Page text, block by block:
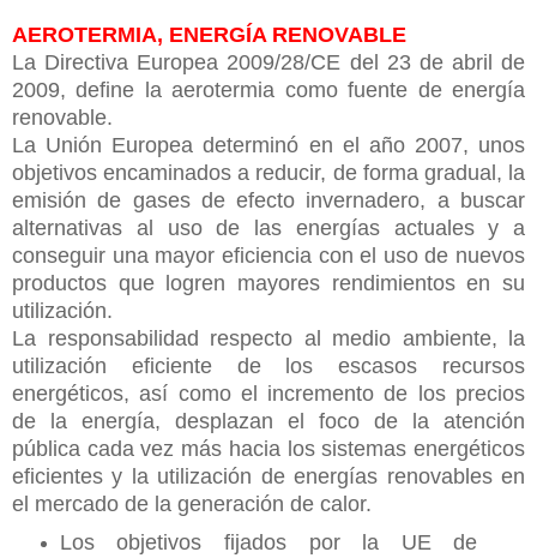
AEROTERMIA, ENERGÍA RENOVABLE
La Directiva Europea 2009/28/CE del 23 de abril de
2009, define la aerotermia como fuente de energía
renovable.
La Unión Europea determinó en el año 2007, unos
objetivos encaminados a reducir, de forma gradual, la
emisión de gases de efecto invernadero, a buscar
alternativas al uso de las energías actuales y a
conseguir una mayor eficiencia con el uso de nuevos
productos que logren mayores rendimientos en su
utilización.
La responsabilidad respecto al medio ambiente, la
utilización eficiente de los escasos recursos
energéticos, así como el incremento de los precios
de la energía, desplazan el foco de la atención
pública cada vez más hacia los sistemas energéticos
eficientes y la utilización de energías renovables en
el mercado de la generación de calor.
Los objetivos fijados por la UE de